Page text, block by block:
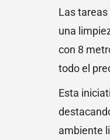
Las
una
con 8
todo el
Esta
ambiente